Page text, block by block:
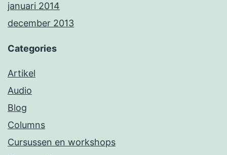
januari 2014
december 2013
Categories
Artikel
Audio
Blog
Columns
Cursussen en workshops